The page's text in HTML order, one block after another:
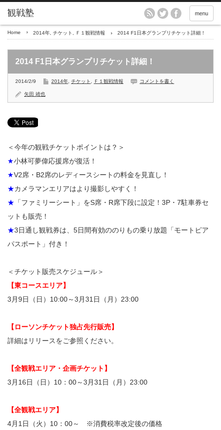
menu
Home 2014年 チケット Ｆ１観戦情報 2014 F1日本グランプリチケット詳細！
2014 F1日本グランプリチケット詳細！
2014/2/9 2014年 チケット Ｆ１観戦情報 コメントを書く
矢田 靖也
＜今年の観戦チケットポイントは？＞
★小林可夢偉応援席が復活！
★V2席・B2席のレディースシートの料金を見直し！
★カメラマンエリアはより撮影しやすく！
★ 「ファミリーシート」をS席・R席下段に設定！3P・7駐車券セ
ットも販売！
★3日通し観戦券は、5日間有効ののりもの乗り放題「モートピア
パスポート」付き！
＜チケット販売スケジュール＞
【東コースエリア】
3月9日（日）10:00～3月31日（月）23:00
【ローソンチケット独占先行販売】
詳細はリリースをご参照ください。
【全観戦エリア・企画チケット】
3月16日（日）10：00～3月31日（月）23:00
【全観戦エリア】
4月1日（火）10：00～ ※消費税率改定後の価格